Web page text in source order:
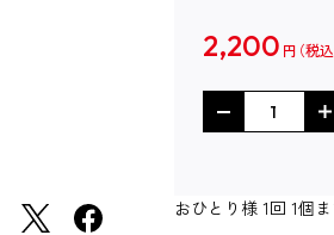
2,200 円
おひとり様 1回 1個